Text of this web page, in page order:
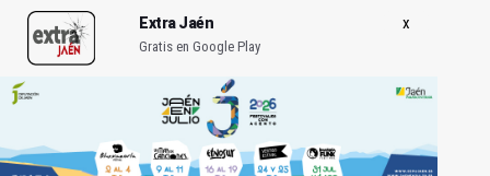
Extra Jaén
Gratis en Google Play